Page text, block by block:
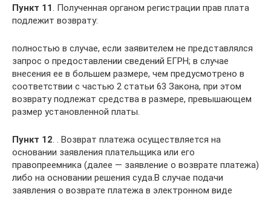
Пункт 11. Полученная органом регистрации прав плата
подлежит возврату:
полностью в случае, если заявителем не представлялся
запрос о предоставлении сведений ЕГРН; в случае
внесения ее в большем размере, чем предусмотрено в
соответствии с частью 2 статьи 63 Закона, при этом
возврату подлежат средства в размере, превышающем
размер установленной платы.
Пункт 12. . Возврат платежа осуществляется на
основании заявления плательщика или его
правопреемника (далее — заявление о возврате платежа)
либо на основании решения суда.В случае подачи
заявления о возврате платежа в электронном виде